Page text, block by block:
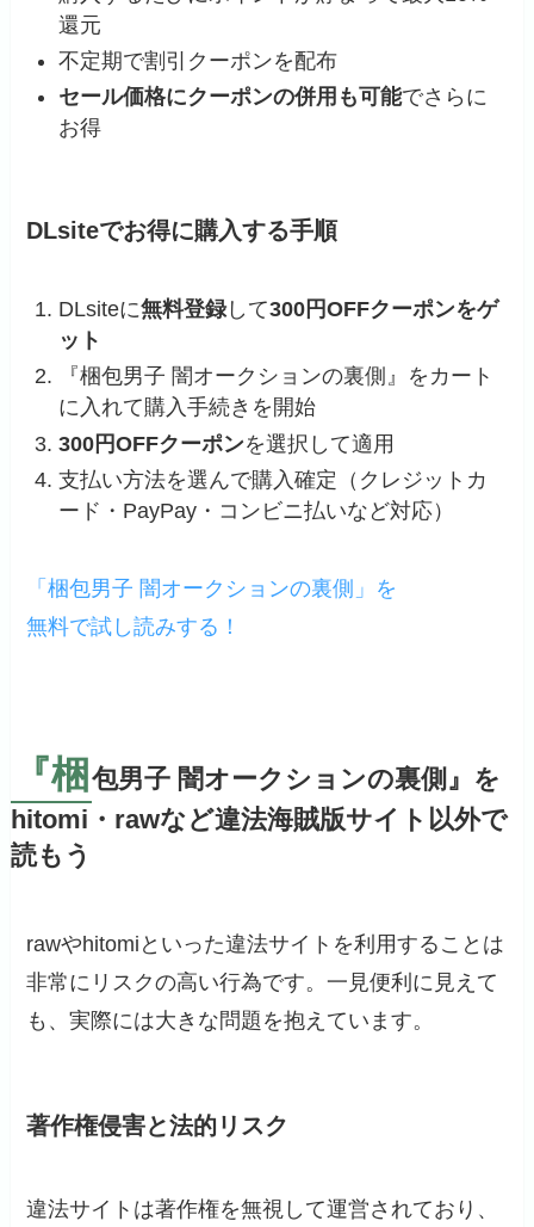
還元
不定期で割引クーポンを配布
セール価格にクーポンの併用も可能でさらに
お得
DLsiteでお得に購入する手順
DLsiteに無料登録して300円OFFクーポンをゲ
ット
『梱包男子 闇オークションの裏側』をカート
に入れて購入手続きを開始
300円OFFクーポンを選択して適用
支払い方法を選んで購入確定（クレジットカ
ード・PayPay・コンビニ払いなど対応）
「梱包男子 闇オークションの裏側」を
無料で試し読みする！
『梱 包男子 闇オークションの裏側』を
hitomi・rawなど違法海賊版サイト以外で
読もう
rawやhitomiといった違法サイトを利用することは
非常にリスクの高い行為です。一見便利に見えて
も、実際には大きな問題を抱えています。
著作権侵害と法的リスク
違法サイトは著作権を無視して運営されており、